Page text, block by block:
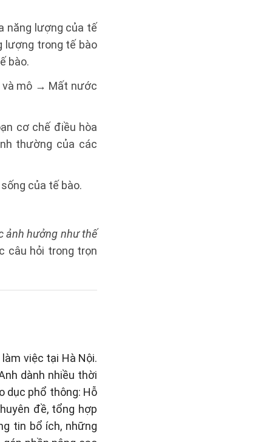
năng lượng của tế
lượng trong tế bào
bào.
và mô → Mất nước
cơ chế điều hòa
thường của các
của tế bào.
ảnh hưởng như thế
câu hỏi trong trọn
việc tại Hà Nội.
dành nhiều thời
dục phổ thông: Hỗ
đề, tổng hợp
tin bổ ích, những